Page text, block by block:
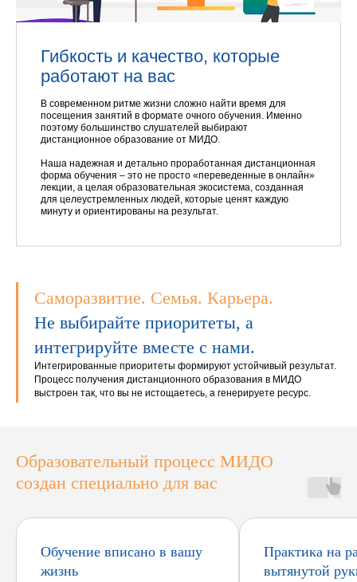
Гибкость и качество, которые
работают на вас
В современном ритме жизни сложно найти время для
посещения занятий в формате очного обучения. Именно
поэтому большинство слушателей выбирают
дистанционное образование от МИДО.
Наша надежная и детально проработанная дистанционная
форма обучения – это не просто «переведенные в онлайн»
лекции, а целая образовательная экосистема, созданная
для целеустремленных людей, которые ценят каждую
минуту и ориентированы на результат.
Саморазвитие. Семья. Карьера.
Не выбирайте приоритеты, а
интегрируйте вместе с нами.
Интегрированные приоритеты формируют устойчивый результат.
Процесс получения дистанционного образования в МИДО
выстроен так, что вы не истощаетесь, а генерируете ресурс.
Образовательный процесс МИДО
создан специально для вас
Обучение вписано в вашу
жизнь
Практика на
вытянутой